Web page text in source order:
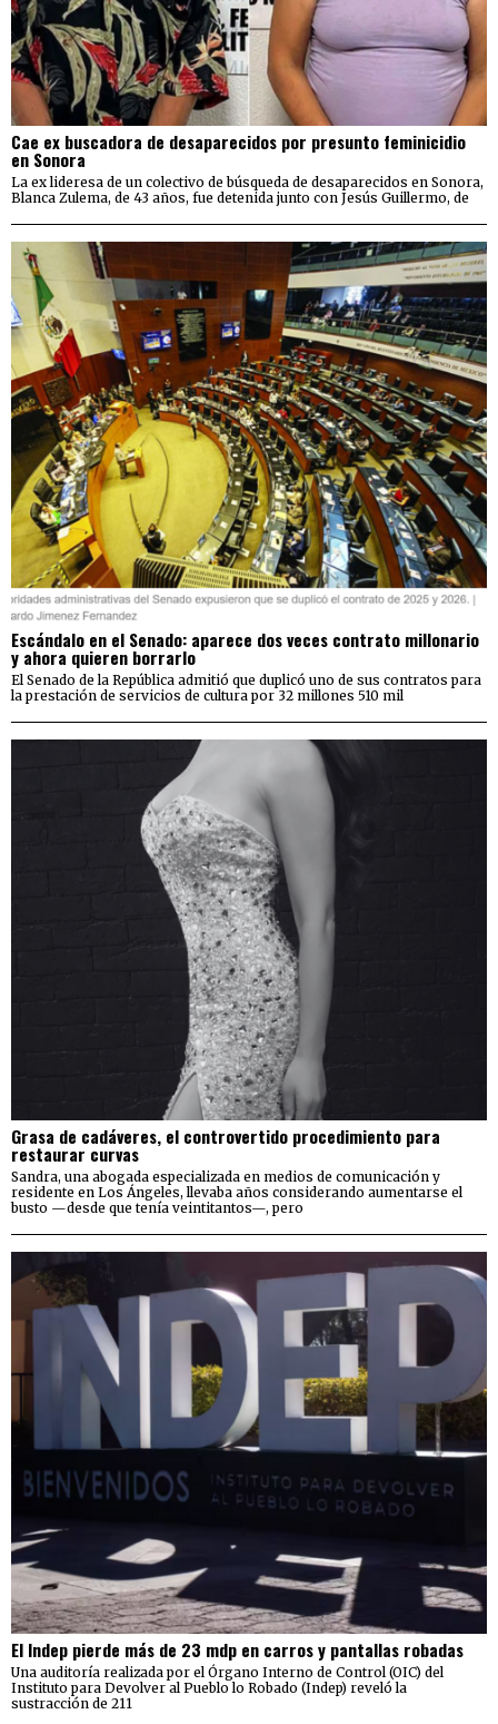
Cae ex buscadora de desaparecidos por presunto feminicidio
en Sonora
La ex lideresa de un colectivo de búsqueda de desaparecidos en Sonora,
Blanca Zulema, de 43 años, fue detenida junto con Jesús Guillermo, de
Escándalo en el Senado: aparece dos veces contrato millonario
y ahora quieren borrarlo
El Senado de la República admitió que duplicó uno de sus contratos para
la prestación de servicios de cultura por 32 millones 510 mil
Grasa de cadáveres, el controvertido procedimiento para
restaurar curvas
Sandra, una abogada especializada en medios de comunicación y
residente en Los Ángeles, llevaba años considerando aumentarse el
busto —desde que tenía veintitantos—, pero
El Indep pierde más de 23 mdp en carros y pantallas robadas
Una auditoría realizada por el Órgano Interno de Control (OIC) del
Instituto para Devolver al Pueblo lo Robado (Indep) reveló la
sustracción de 211